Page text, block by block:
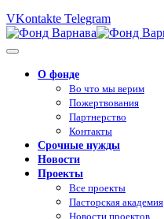
VKontakte Telegram
О фонде
Во что мы верим
Пожертвования
Партнерство
Контакты
Срочные нужды
Новости
Проекты
Все проекты
Пасторская академия
Новости проектов